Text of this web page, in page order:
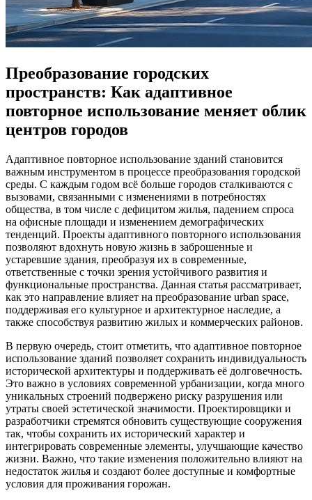
Преобразование городских
пространств: Как адаптивное
повторное использование меняет облик
центров городов
Адаптивное повторное использование зданий становится
важным инструментом в процессе преобразования городской
среды. С каждым годом всё больше городов сталкиваются с
вызовами, связанными с изменениями в потребностях
общества, в том числе с дефицитом жилья, падением спроса
на офисные площади и изменением демографических
тенденций. Проекты адаптивного повторного использования
позволяют вдохнуть новую жизнь в заброшенные и
устаревшие здания, преобразуя их в современные,
ответственные с точки зрения устойчивого развития и
функциональные пространства. Данная статья рассматривает,
как это направление влияет на преобразование urban space,
поддерживая его культурное и архитектурное наследие, а
также способствуя развитию жилых и коммерческих районов.
В первую очередь, стоит отметить, что адаптивное повторное
использование зданий позволяет сохранить индивидуальность
исторической архитектуры и поддерживать её долговечность.
Это важно в условиях современной урбанизации, когда много
уникальных строений подвержено риску разрушения или
утраты своей эстетической значимости. Проектировщики и
разработчики стремятся обновить существующие сооружения
так, чтобы сохранить их исторический характер и
интегрировать современные элементы, улучшающие качество
жизни. Важно, что такие изменения положительно влияют на
недостаток жилья и создают более доступные и комфортные
условия для проживания горожан.